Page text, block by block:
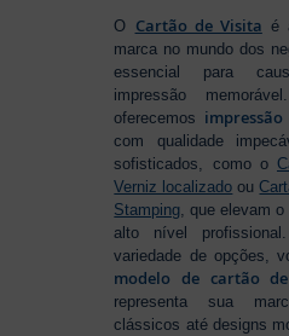
O Cartão de Visita é
marca no mundo dos
essencial para
impressão
oferecemos
com qualidade
sofisticados, como o
Verniz localizado ou
Stamping , que elevam
alto nível
variedade de opções,
modelo de cartão
representa sua
clássicos até designs